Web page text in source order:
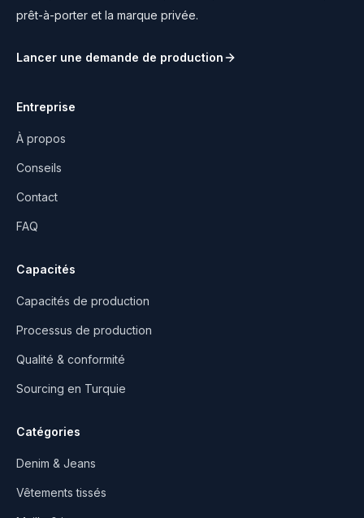
prêt-à-porter et la marque privée.
Lancer une demande de production
Entreprise
À propos
Conseils
Contact
FAQ
Capacités
Capacités de production
Processus de production
Qualité & conformité
Sourcing en Turquie
Catégories
Denim & Jeans
Vêtements tissés